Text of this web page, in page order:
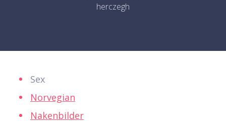
herczegh
Sex
Norvegian
Nakenbilder